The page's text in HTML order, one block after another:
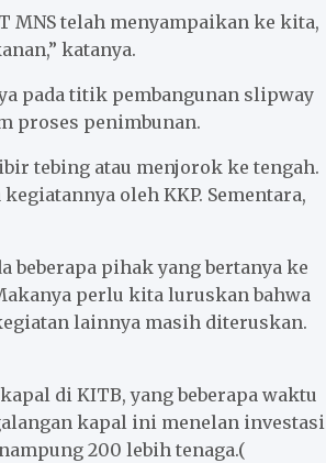
MNS telah menyampaikan ke kita,
katanya.
pada titik pembangunan slipway
proses penimbunan.
tebing atau menjorok ke tengah.
oleh KKP. Sementara,
beberapa pihak yang bertanya ke
perlu kita luruskan bahwa
lainnya masih diteruskan.
di KITB, yang beberapa waktu
kapal ini menelan investasi
200 lebih tenaga.(